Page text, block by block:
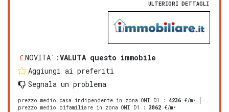
ULTERIORI DETTAGLI
NOVITA':VALUTA questo immobile
Aggiungi ai preferiti
Segnala un problema
prezzo medio casa indipendente in zona OMI D1 : 4236 €/m²
prezzo medio bifamiliare in zona OMI D1
: 3862 €/m²